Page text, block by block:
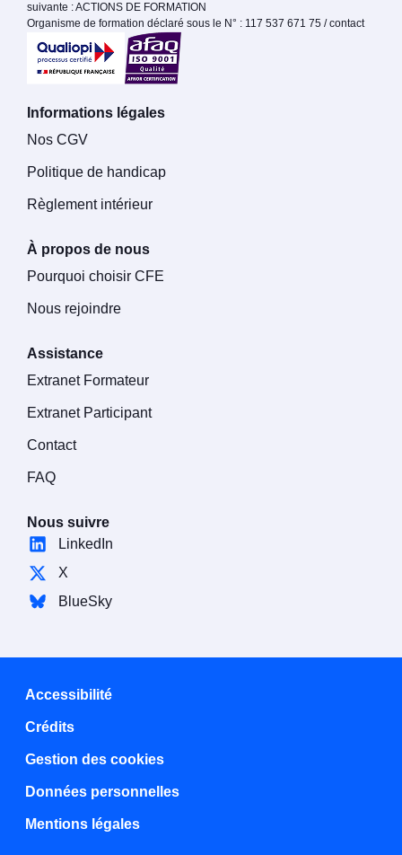
suivante : ACTIONS DE FORMATION
Organisme de formation déclaré sous le N° : 117 537 671 75 / contact
Informations légales
Nos CGV
Politique de handicap
Règlement intérieur
À propos de nous
Pourquoi choisir CFE
Nous rejoindre
Assistance
Extranet Formateur
Extranet Participant
Contact
FAQ
Nous suivre
LinkedIn
X
BlueSky
Accessibilité
Crédits
Gestion des cookies
Données personnelles
Mentions légales